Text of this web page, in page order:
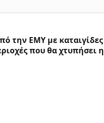
την ΕΜΥ με καταιγίδες
που θα χτυπήσει η